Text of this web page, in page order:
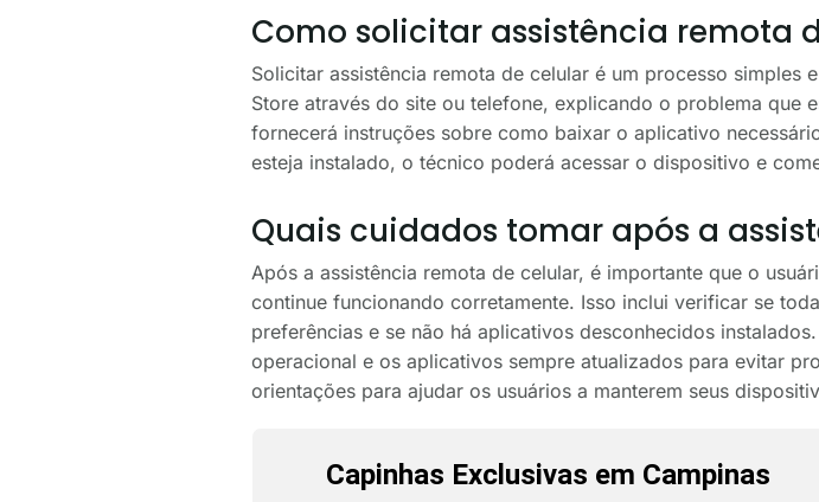
Como solicitar assistência remota
Solicitar assistência remota de celular é um processo
Store através do site ou telefone, explicando o problema que
fornecerá instruções sobre como baixar o aplicativo
esteja instalado, o técnico poderá acessar o dispositivo e
Quais cuidados tomar após a
Após a assistência remota de celular, é importante que o
continue funcionando corretamente. Isso inclui verificar se
preferências e se não há aplicativos desconhecidos
operacional e os aplicativos sempre atualizados para evitar
orientações para ajudar os usuários a manterem seus
Capinhas Exclusivas em Campinas